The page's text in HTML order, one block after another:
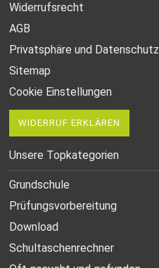
Widerrufsrecht
AGB
Privatsphäre und Datenschutz
Sitemap
Cookie Einstellungen
WIDERRUF ERKLÄREN
Unsere Topkategorien
Grundschule
Prüfungsvorbereitung
Download
Schultaschenrechner